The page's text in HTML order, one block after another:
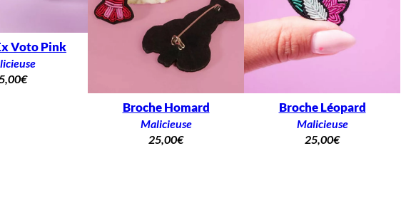
Voto Pink
€
Broche Homard
Malicieuse
25,00€
Broche Léopard
Malicieuse
25,00€